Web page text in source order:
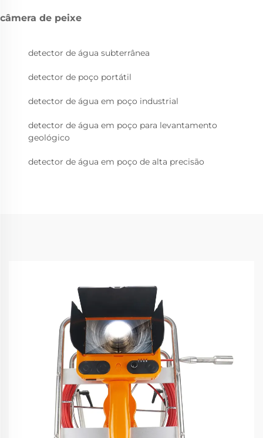
câmera de peixe
detector de água subterrânea
detector de poço portátil
detector de água em poço industrial
detector de água em poço para levantamento
geológico
detector de água em poço de alta precisão